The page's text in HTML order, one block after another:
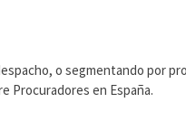
o segmentando por
Procuradores en España.